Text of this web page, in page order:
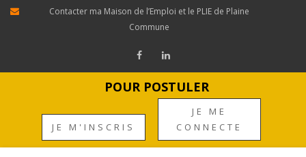
Contacter ma Maison de l’Emploi et le PLIE de Plaine
Commune
POUR POSTULER
JE M'INSCRIS
JE ME
CONNECTE